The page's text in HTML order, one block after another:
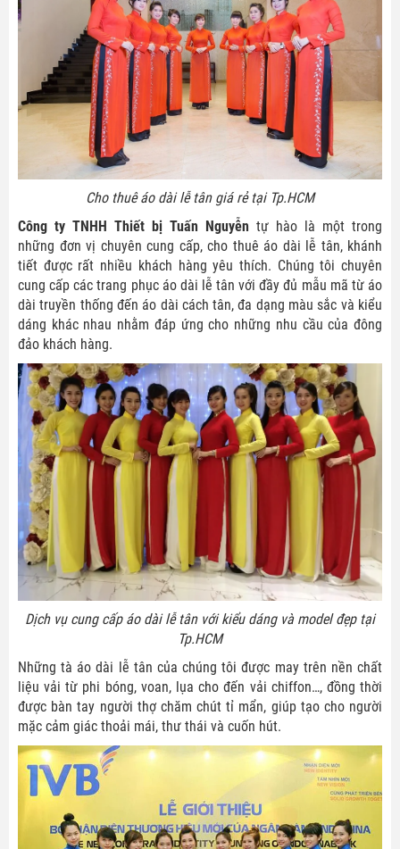
Cho thuê áo dài lễ tân giá rẻ tại Tp.HCM
Công ty TNHH Thiết bị Tuấn Nguyễn tự hào là một trong
những đơn vị chuyên cung cấp, cho thuê áo dài lễ tân, khánh
tiết được rất nhiều khách hàng yêu thích. Chúng tôi chuyên
cung cấp các trang phục áo dài lễ tân với đầy đủ mẫu mã từ áo
dài truyền thống đến áo dài cách tân, đa dạng màu sắc và kiểu
dáng khác nhau nhằm đáp ứng cho những nhu cầu của đông
đảo khách hàng.
Dịch vụ cung cấp áo dài lễ tân với kiểu dáng và model đẹp tại
Tp.HCM
Những tà áo dài lễ tân của chúng tôi được may trên nền chất
liệu vải từ phi bóng, voan, lụa cho đến vải chiffon…, đồng thời
được bàn tay người thợ chăm chút tỉ mẩn, giúp tạo cho người
mặc cảm giác thoải mái, thư thái và cuốn hút.